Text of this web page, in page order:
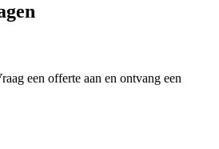
een offerte aan en ontvang een